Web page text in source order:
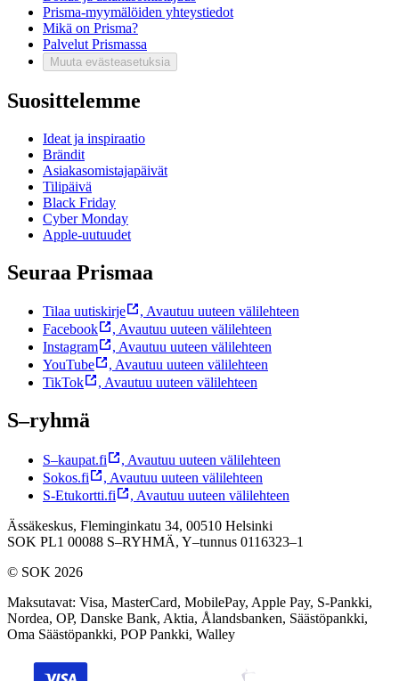
Prisma-myymälöiden yhteystiedot
Mikä on Prisma?
Palvelut Prismassa
Muuta evästeasetuksia
Suosittelemme
Ideat ja inspiraatio
Brändit
Asiakasomistajapäivät
Tilipäivä
Black Friday
Cyber Monday
Apple-uutuudet
Seuraa Prismaa
Tilaa uutiskirje , Avautuu uuteen välilehteen
Facebook
, Avautuu uuteen välilehteen
Instagram
, Avautuu uuteen välilehteen
YouTube
, Avautuu uuteen välilehteen
TikTok
, Avautuu uuteen välilehteen
S–ryhmä
S–kaupat.fi , Avautuu uuteen välilehteen
Sokos.fi
, Avautuu uuteen välilehteen
S-Etukortti.fi
, Avautuu uuteen välilehteen
Ässäkeskus, Fleminginkatu 34, 00510 Helsinki
SOK PL1 00088 S–RYHMÄ, Y–tunnus 0116323–1
© SOK 2026
Maksutavat: Visa, MasterCard, MobilePay, Apple Pay, S-Pankki,
Nordea, OP, Danske Bank, Aktia, Ålandsbanken, Säästöpankki,
Oma Säästöpankki, POP Pankki, Walley